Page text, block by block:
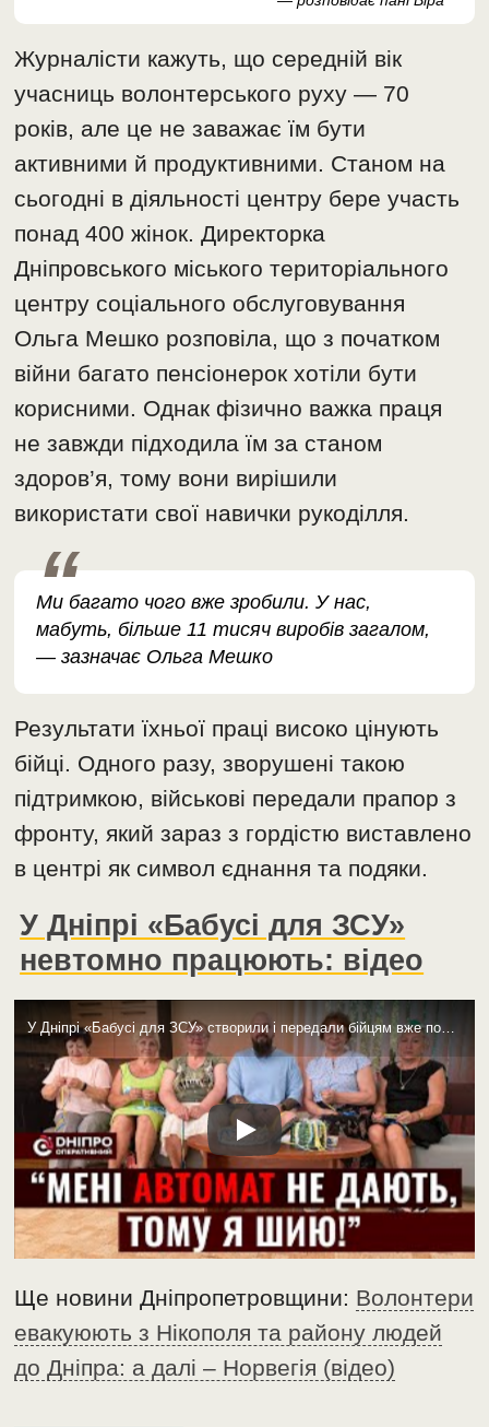
Журналісти кажуть, що середній вік
учасниць волонтерського руху — 70
років, але це не заважає їм бути
активними й продуктивними. Станом на
сьогодні в діяльності центру бере участь
понад 400 жінок. Директорка
Дніпровського міського територіального
центру соціального обслуговування
Ольга Мешко розповіла, що з початком
війни багато пенсіонерок хотіли бути
корисними. Однак фізично важка праця
не завжди підходила їм за станом
здоров’я, тому вони вирішили
використати свої навички рукоділля.
Ми багато чого вже зробили. У нас,
мабуть, більше 11 тисяч виробів загалом,
— зазначає Ольга Мешко
Результати їхньої праці високо цінують
бійці. Одного разу, зворушені такою
підтримкою, військові передали прапор з
фронту, який зараз з гордістю виставлено
в центрі як символ єднання та подяки.
У Дніпрі «Бабусі для ЗСУ»
невтомно працюють: відео
У Дніпрі «Бабусі для ЗСУ» створили і передали бійцям вже понад 11 тисяч виробів (відео)
Ще новини Дніпропетровщини: Волонтери
евакуюють з Нікополя та району людей
до Дніпра: а далі – Норвегія (відео)